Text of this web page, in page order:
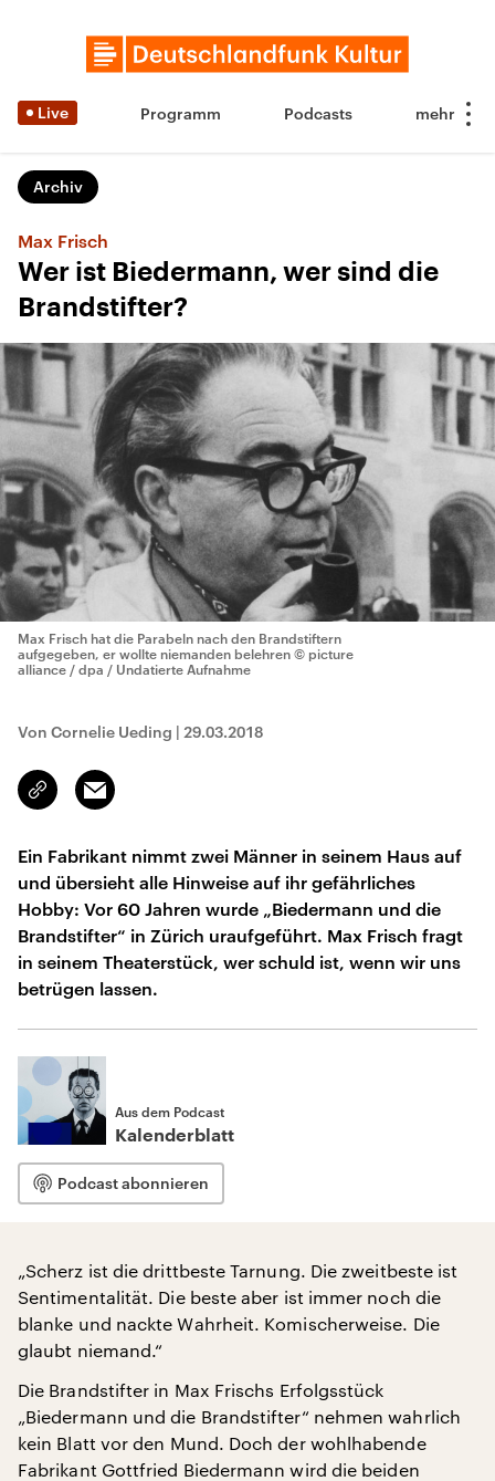
Live Programm Podcasts
Archiv
Max Frisch
Wer ist Biedermann, wer sind die
Brandstifter?
Max Frisch hat die Parabeln nach den Brandstiftern
aufgegeben, er wollte niemanden belehren © picture
alliance / dpa / Undatierte Aufnahme
Von Cornelie Ueding | 29.03.2018
Link
kopieren/teilen
Email
Ein Fabrikant nimmt zwei Männer in seinem Haus auf
und übersieht alle Hinweise auf ihr gefährliches
Hobby: Vor 60 Jahren wurde „Biedermann und die
Brandstifter“ in Zürich uraufgeführt. Max Frisch fragt
in seinem Theaterstück, wer schuld ist, wenn wir uns
betrügen lassen.
Aus dem Podcast
Kalenderblatt
Podcast abonnieren
„Scherz ist die drittbeste Tarnung. Die zweitbeste ist
Sentimentalität. Die beste aber ist immer noch die
blanke und nackte Wahrheit. Komischerweise. Die
glaubt niemand.“
Die Brandstifter in Max Frischs Erfolgsstück
„Biedermann und die Brandstifter“ nehmen wahrlich
kein Blatt vor den Mund. Doch der wohlhabende
Fabrikant Gottfried Biedermann wird die beiden